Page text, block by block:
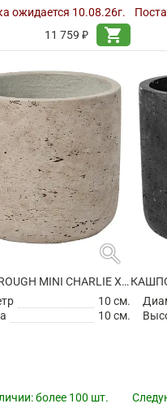
ожидается 10.08.26г.
11 759 ₽
shopping_cart
search
КАШПО ROUGH MINI CHARLIE XXS GREY WASHED
10 см.
10 см.
более 100 шт.